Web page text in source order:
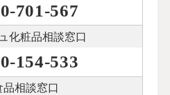
701-567
化粧品相談窓口
154-533
品相談窓口